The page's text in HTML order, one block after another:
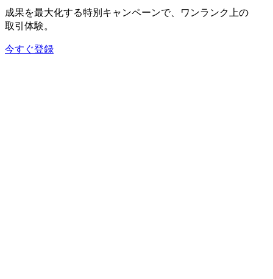
成果を最大化する特別キャンペーンで、 ワンランク上の
取引体験。
今すぐ登録